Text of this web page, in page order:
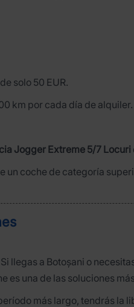
solo 50 EUR.
km por cada día de alquiler.
Jogger Extreme 5/7 Locuri
un coche de categoría
Si llegas a Botoșani o
es una de las soluciones
más largo, tendrás